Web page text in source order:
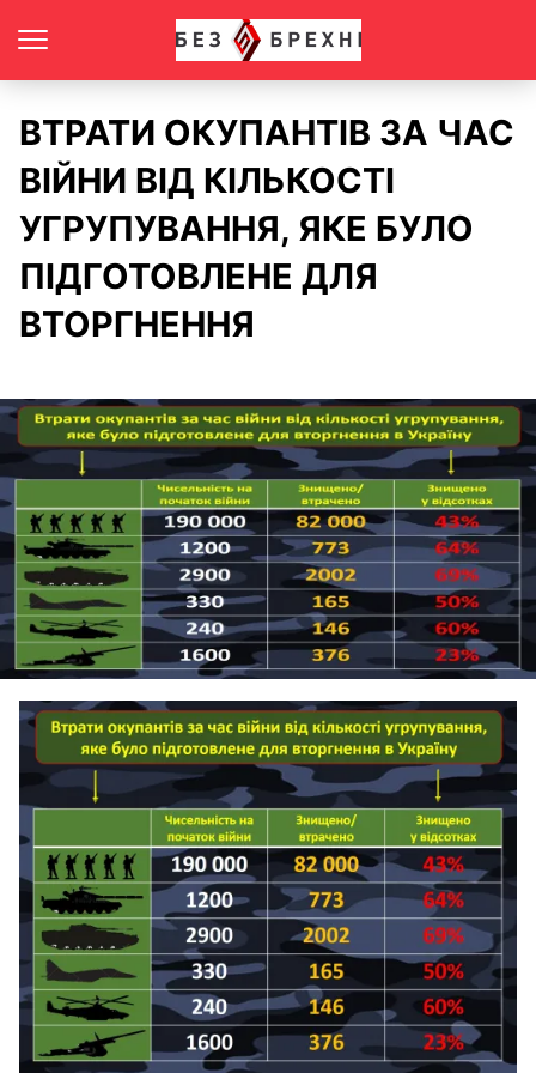
ВТРАТИ ОКУПАНТІВ ЗА ЧАС
ВІЙНИ ВІД КІЛЬКОСТІ
УГРУПУВАННЯ, ЯКЕ БУЛО
ПІДГОТОВЛЕНЕ ДЛЯ
ВТОРГНЕННЯ